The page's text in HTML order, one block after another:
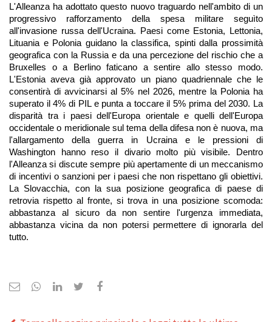
L'Alleanza ha adottato questo nuovo traguardo nell'ambito di un
progressivo rafforzamento della spesa militare seguìto
all'invasione russa dell'Ucraina. Paesi come Estonia, Lettonia,
Lituania e Polonia guidano la classifica, spinti dalla prossimità
geografica con la Russia e da una percezione del rischio che a
Bruxelles o a Berlino faticano a sentire allo stesso modo.
L'Estonia aveva già approvato un piano quadriennale che le
consentirà di avvicinarsi al 5% nel 2026, mentre la Polonia ha
superato il 4% di PIL e punta a toccare il 5% prima del 2030. La
disparità tra i paesi dell'Europa orientale e quelli dell'Europa
occidentale o meridionale sul tema della difesa non è nuova, ma
l'allargamento della guerra in Ucraina e le pressioni di
Washington hanno reso il divario molto più visibile. Dentro
l'Alleanza si discute sempre più apertamente di un meccanismo
di incentivi o sanzioni per i paesi che non rispettano gli obiettivi.
La Slovacchia, con la sua posizione geografica di paese di
retrovia rispetto al fronte, si trova in una posizione scomoda:
abbastanza al sicuro da non sentire l'urgenza immediata,
abbastanza vicina da non potersi permettere di ignorarla del
tutto.